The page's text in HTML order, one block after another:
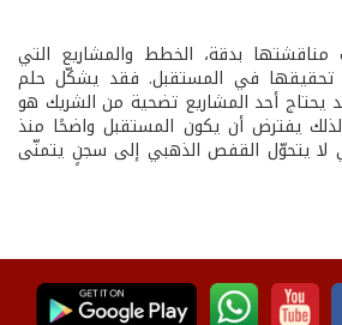
بدقة، الخطط والمشاريع التي
تحقيقها في المستقبل. فقد يشكّل حلم
يحتاج أحد المشاريع تضحية من الشريك هو
يفترض أن يكون المستقبل واضحًا منذ
لا يتحوّل القفص الذهبي إلى سجنٍ يتمنّى